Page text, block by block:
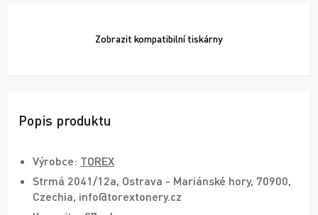
Zobrazit kompatibilní tiskárny
Popis produktu
Výrobce: TOREX
Strmá 2041/12a, Ostrava - Mariánské hory, 70900,
Czechia, info@torextonery.cz